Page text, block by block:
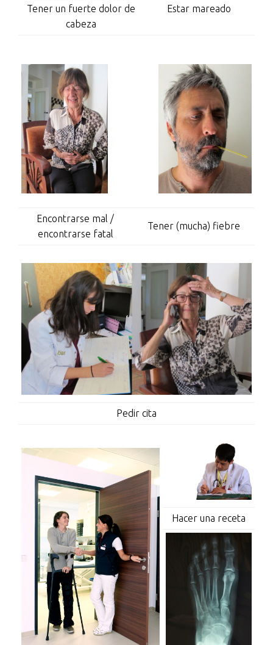
Tener un fuerte dolor de
cabeza
Estar mareado
Encontrarse mal /
encontrarse fatal
Tener (mucha) fiebre
Pedir cita
Hacer una receta